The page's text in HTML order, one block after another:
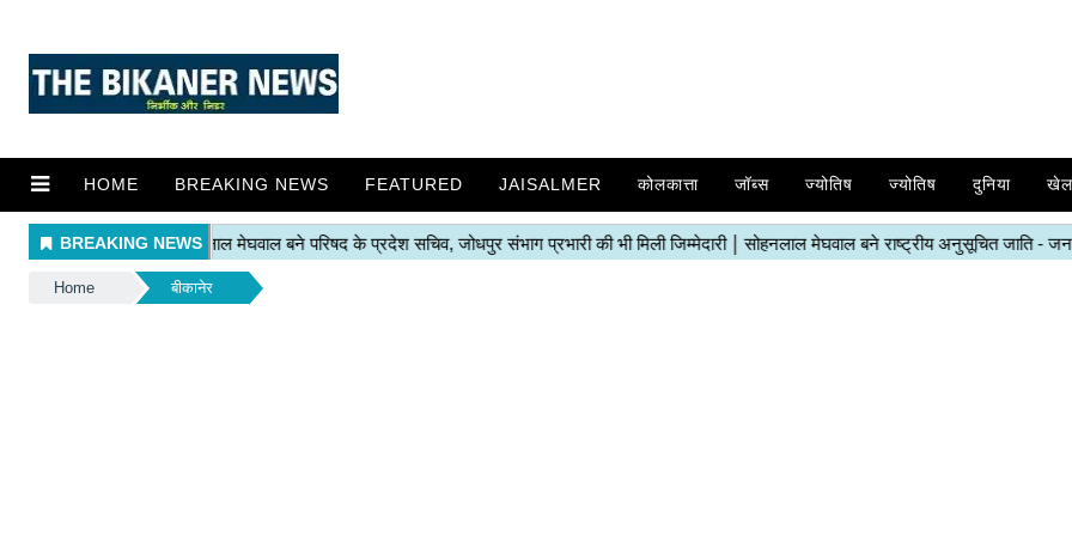
HOME BREAKING NEWS FEATURED JAISALMER कोलकात्ता जॉब्स ज्योतिष ज्योतिष दुनिया खेल
Home बीकानेर